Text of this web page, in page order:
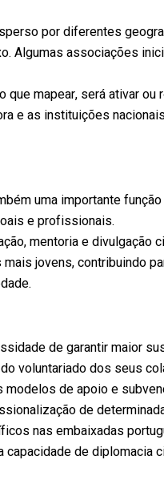
por diferentes
Algumas associações
mapear, será ativar
e as instituições
uma importante
e profissionais.
mentoria e divulgação
jovens, contribuindo
de garantir maior
voluntariado dos seus
de apoio e
de
nas embaixadas
de diplomacia